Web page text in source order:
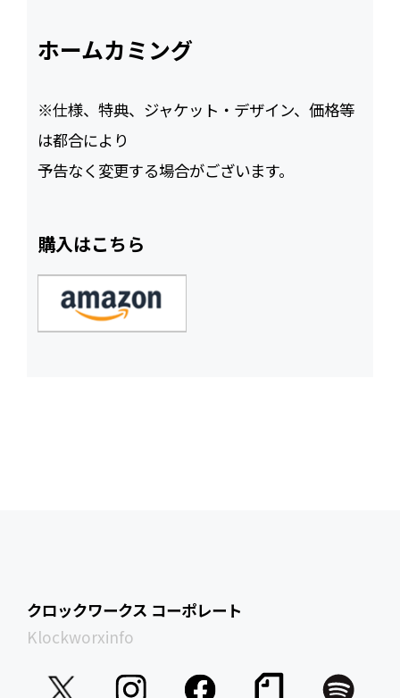
ホームカミング
※仕様、特典、ジャケット・デザイン、価格等
は都合により
予告なく変更する場合がございます。
購入はこちら
クロックワークス コーポレート
Klockworxinfo